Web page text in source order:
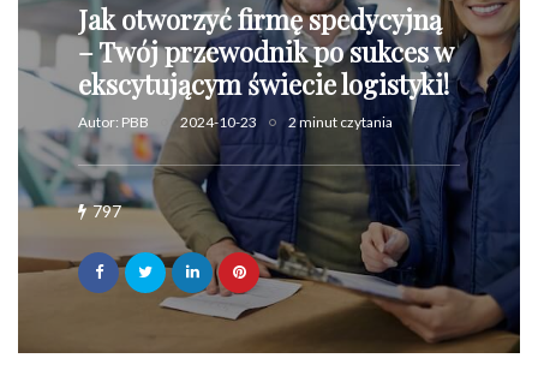
Jak otworzyć firmę spedycyjną
– Twój przewodnik po sukces w
ekscytującym świecie logistyki!
Autor: PBB 2024-10-23 2 minut czytania
797